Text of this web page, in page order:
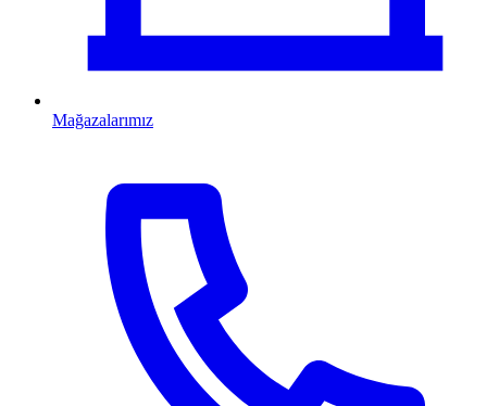
Mağazalarımız